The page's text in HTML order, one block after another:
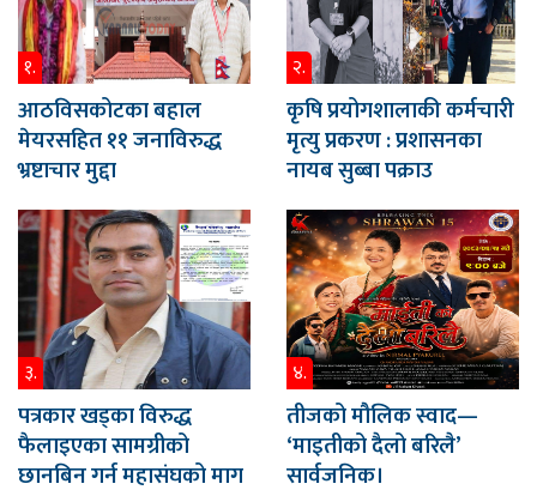
१.
आठविसकोटका बहाल
मेयरसहित ११ जनाविरुद्ध
भ्रष्टाचार मुद्दा
२.
कृषि प्रयोगशालाकी कर्मचारी
मृत्यु प्रकरण : प्रशासनका
नायब सुब्बा पक्राउ
३.
पत्रकार खड्का विरुद्ध
फैलाइएका सामग्रीको
छानबिन गर्न महासंघको माग
४.
तीजको मौलिक स्वाद—
‘माइतीको दैलो बरिलै’
सार्वजनिक।